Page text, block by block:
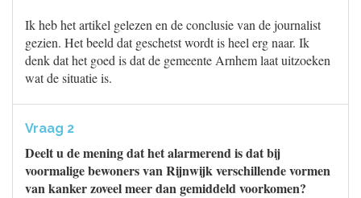
Ik heb het artikel gelezen en de conclusie van de journalist
gezien. Het beeld dat geschetst wordt is heel erg naar. Ik
denk dat het goed is dat de gemeente Arnhem laat uitzoeken
wat de situatie is.
Vraag 2
Deelt u de mening dat het alarmerend is dat bij
voormalige bewoners van Rijnwijk verschillende vormen
van kanker zoveel meer dan gemiddeld voorkomen?